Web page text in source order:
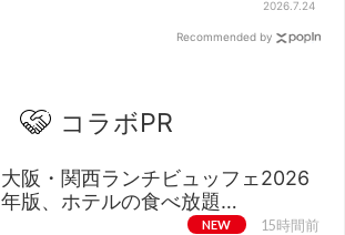
2026.7.24
Recommended by
コラボPR
大阪・関西ランチビュッフェ2026
年版、ホテルの食べ放題…
NEW 15時間前